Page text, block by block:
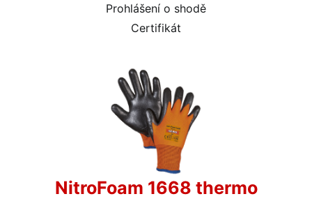
Prohlášení o shodě
Certifikát
NitroFoam 1668 thermo